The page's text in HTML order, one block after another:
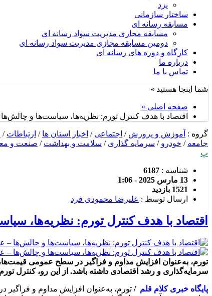
یزد
ساختار سازمانی
مسابقه رسانه ای
مسابقه مجازی مدیریت سواد رسانه ای
دومین مسابقه مجازی مدیریت سواد رسانه ای
کارگاه و دوره های رسانه ای
درباره ما
تماس با ما
شما اینجا هستید »
صفحه اصلی »
اقتصاد با هدف کنترل تورم: نظریه‌ها، سیاست‌ها و
گروه : آموزش و پرورش / اجتماعی / اخبار استان ها / ارتباطات /
جامعه / خودرو / سرمایه گذاری / سلامت و بهداشت / صنعت و
پ
شناسه : 6187
13 مارس 2025 - 1:06
1521 بازدید
ارسال توسط : علیرضا محمودی فرد
اقتصاد با هدف کنترل تورم: نظریه‌ها،
تورم، به‌عنوان افزایش مداوم و فراگیر در سطح عمومی قیمت‌ها،
سرمایه‌گذاری و رشد اقتصادی داشته باشد. از این رو، کنترل
پایگاه خبری کلام قلم / تورم، به‌عنوان افزایش مداوم و